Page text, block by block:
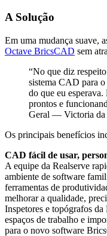
A Solução
Em uma mudança suave,
Octave BricsCAD sem
“No que diz
sistema CAD para
do que eu
prontos e
Geral — Victoria da
Os principais benefícios
CAD fácil de usar,
A equipe da Realserve
ambiente de software
ferramentas de
melhorar a qualidade,
Inspetores e topógrafos
espaços de trabalho e
para o novo software